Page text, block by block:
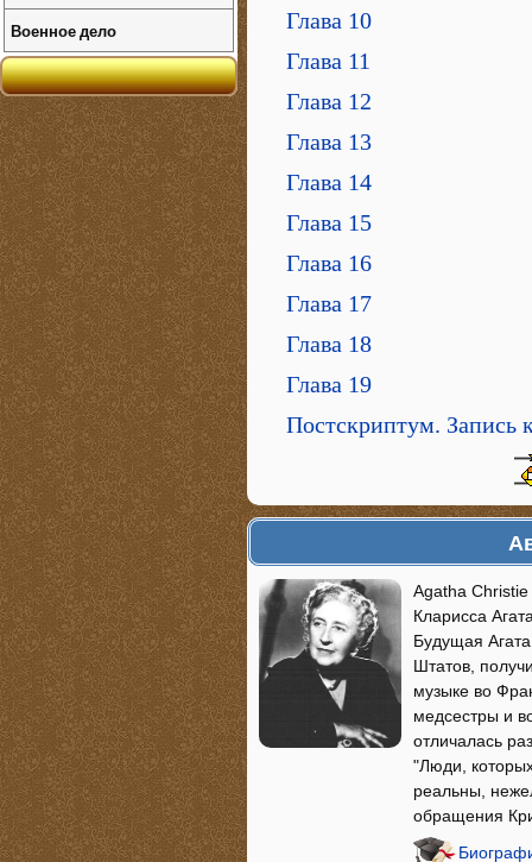
Глава 10
Глава 11
Глава 12
Глава 13
Глава 14
Глава 15
Глава 16
Глава 17
Глава 18
Глава 19
Постскриптум. Запись
Agatha
Кларисса
Будущая
Штатов,
музыке во
медсестры и
отличалась
"Люди,
реальны,
обращения
Военное дело